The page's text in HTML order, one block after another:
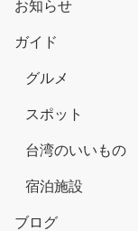
お知らせ
ガイド
グルメ
スポット
台湾のいいもの
宿泊施設
ブログ